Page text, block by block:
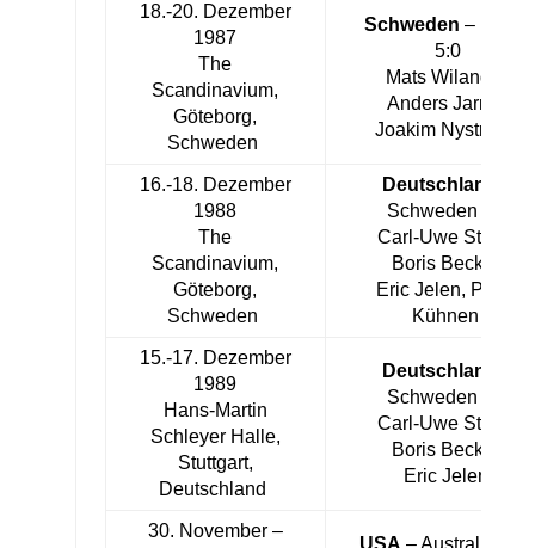
18.-20. Dezember
1987
The
Scandinavium,
Göteborg,
Schweden
Schweden – Indien
5:0
Mats Wilander,
Anders Jarryd,
Joakim Nyström
16.-18. Dezember
1988
The
Scandinavium,
Göteborg,
Schweden
Deutschland
Schweden 4:1
Carl-Uwe Steeb,
Boris Becker,
Eric Jelen, Patrik
Kühnen
15.-17. Dezember
1989
Hans-Martin
Schleyer Halle,
Stuttgart,
Deutschland
Deutschland
Schweden 3:2
Carl-Uwe Steeb,
Boris Becker,
Eric Jelen
30. November –
USA – Australien